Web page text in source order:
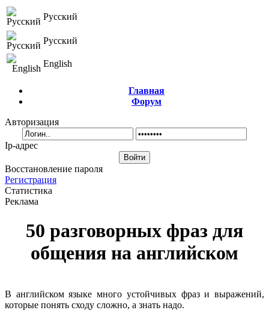
Русский
Русский
English
Главная
Форум
Авторизация
Ip-адрес
Восстановление пароля
Регистрация
Статистика
Реклама
50 разговорных фраз для
общения на английском
В английском языке много устойчивых фраз и выражений,
которые понять сходу сложно, а знать надо.